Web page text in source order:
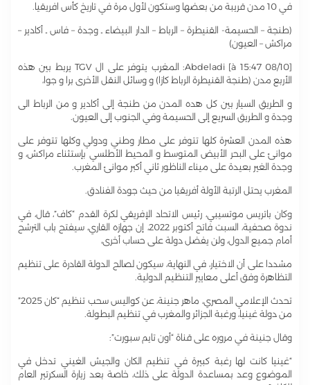
في 10 مدن قريبة من بعضها وستكون لأول مرة في تاريخ كأس افريقيا.
(طنجة – الحسيمة- القنيطرة – الرباط – الدار البيضاء ـ وجدة – فاس ـ أكادير –
مراكش – العيون)
[08/10 à 15:47] Abdeladi: المغرب يتوفر على ال TGV يربط بين هذه
الأربع مدن (طنجة القنيطرة الرباط كازا) و وسائل النقل الأخرى برا و جوا،
و الطريق السيار بين كل هده المدن من طنجة إلى أكادير و من الرباط الى
وجدة و الطريق السريع إلى الحسيمة وفي الجنوب إلى العيون.
هذه المدن العشرة كلها تتوفر على مطار وطني ودولي وكلها تتوفر على
موانئ على البحر الأبيض المتوسط و المحيط الأطلسي بإستثناء مراكش، و
وجدة الغير بعيدة على ميناء الناظور ثاني أكبر موانئ المغرب.
المغرب يحتل الرتبة الأولة أفريقيا من حيث جودة الفنادق.
وكان باتريس موتسيبي، رئيس الاتحاد الإفريقي لكرة القدم “كاف”، قال، في
ندوة صحفية، السبت فاتح أكتوبر 2022، إن جهازه القاري، سيفتح باب الترشح
أمام جميع الدول، ولن يفضل دولة على حساب أخرى،
مشددا على أن الاختيار، في النهاية، سيكون لصالح الدولة القادرة على تنظيم
التظاهرة وفق أعلى معايير التنظيم الدولية.
تحدث الإعلامي المصري، ماهر جنينة، عن كواليس سحب تنظيم “كان 2025”
من دولة غينيا، ورغبة الجزائر والمغرب في تنظيم البطولة.
وقال جنينة في مروره على قناة “أون تايم سبورت”:
“غينيا كانت لها رغبة كبيرة في تنظيم الكان والجيش الغيني تدخل في
الموضوع وعد بمساعدة الدولة على ذلك، خاصة بعد زيارة السكرتير العام